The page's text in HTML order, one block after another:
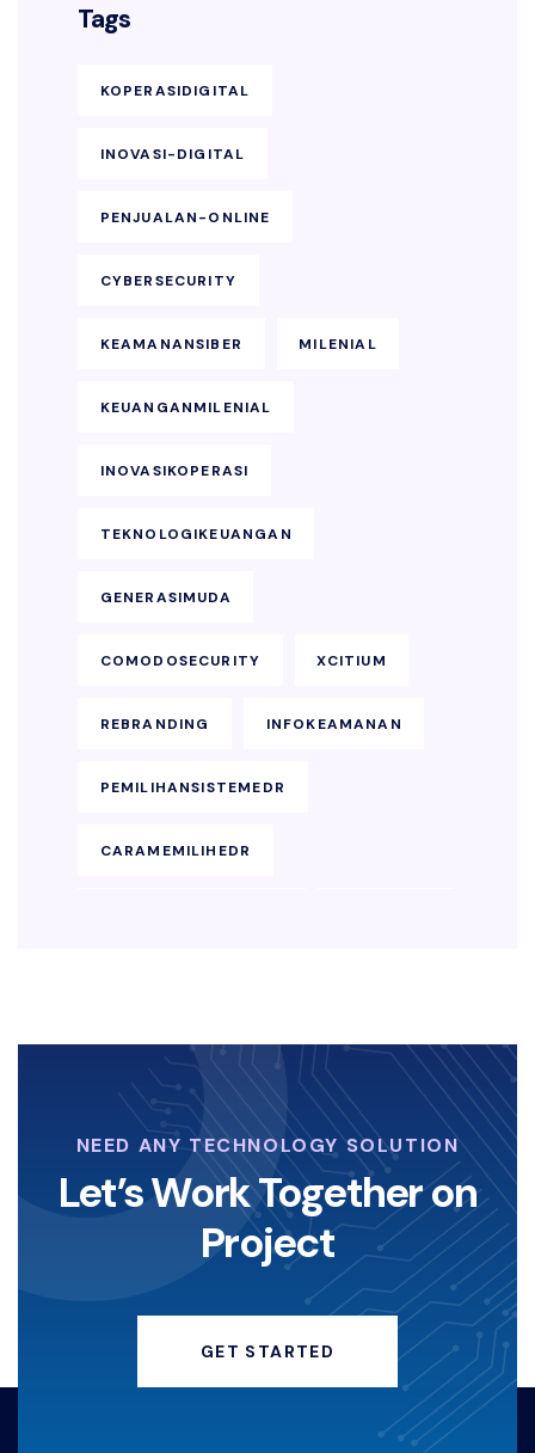
Tags
KOPERASIDIGITAL
INOVASI-DIGITAL
PENJUALAN-ONLINE
CYBERSECURITY
KEAMANANSIBER MILENIAL
KEUANGANMILENIAL
INOVASIKOPERASI
TEKNOLOGIKEUANGAN
GENERASIMUDA
COMODOSECURITY XCITIUM
REBRANDING INFOKEAMANAN
PEMILIHANSISTEMEDR
CARAMEMILIHEDR
LAYANAN-KEAMANAN-DIGITAL
KOPERASI-DIGITAL
STRATEGI-KOPERASI
ANGELINASONDAKH
KEAMANANDIGITAL HACKING
NEED ANY TECHNOLOGY SOLUTION
Let’s Work Together on
Project
GET STARTED